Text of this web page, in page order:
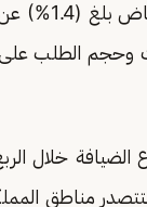
الفندقية في
الطلب على
خلاله معدل إشغال مرتفع بلغ